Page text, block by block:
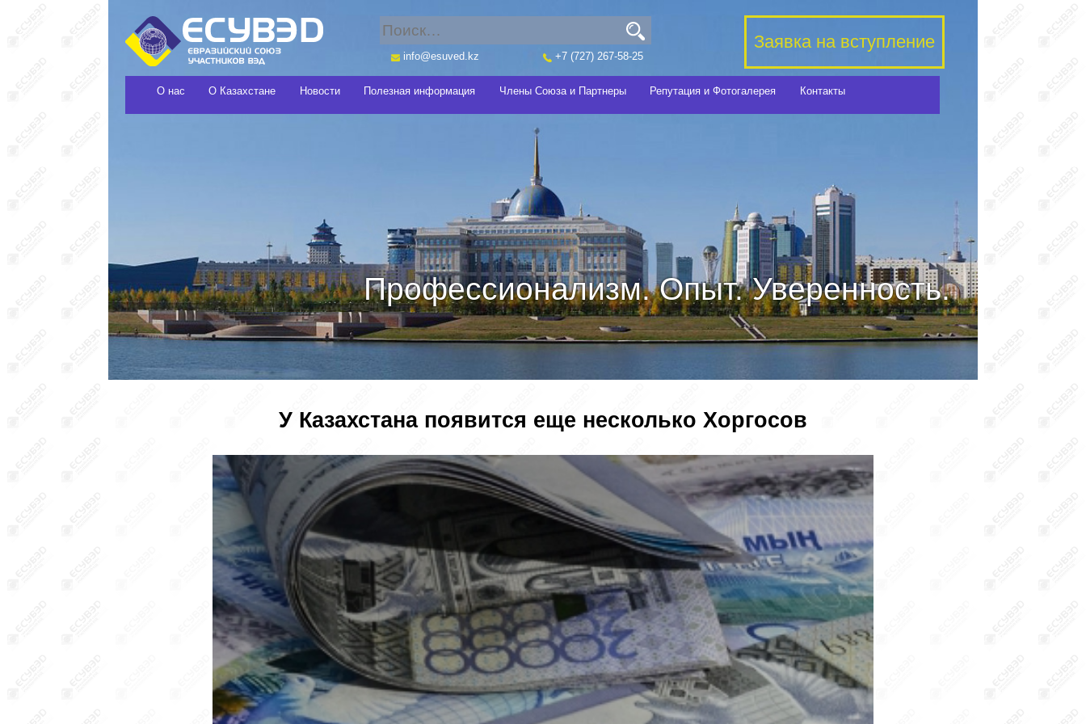
О нас О Казахстане Новости Полезная информация Члены Союза и Партнеры Репутация и Фотогалерея Контакты
+7 (727) 267-58-25
info@esuved.kz
Профессионализм. Опыт. Уверенность.
Заявка на вступление
У Казахстана появится еще несколько Хоргосов